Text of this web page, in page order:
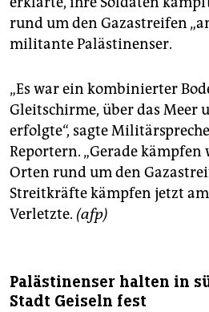
rund um den Gazastreifen
militante Palästinenser.
„Es war ein kombinierter
Gleitschirme, über das Meer
erfolgte“, sagte
Reportern. „Gerade
Orten rund um den
Streitkräfte kämpfen jetzt am
Verletzte. (afp)
Palästinenser halten in
Stadt Geiseln fest